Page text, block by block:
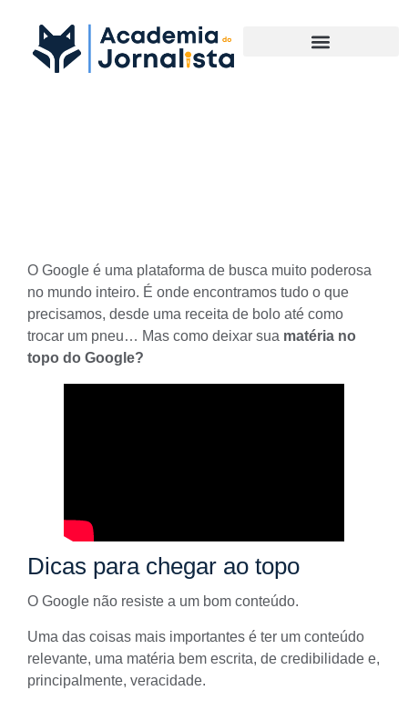
O Google é uma plataforma de busca muito poderosa
no mundo inteiro. É onde encontramos tudo o que
precisamos, desde uma receita de bolo até como
trocar um pneu… Mas como deixar sua matéria no
topo do Google?
Dicas para chegar ao topo
O Google não resiste a um bom conteúdo.
Uma das coisas mais importantes é ter um conteúdo
relevante, uma matéria bem escrita, de credibilidade e,
principalmente, veracidade.